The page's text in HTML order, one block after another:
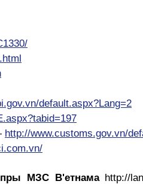
default.aspx?Lang=2
http://www.customs.gov.vn/
пры МЗС В'етнамаhttp://